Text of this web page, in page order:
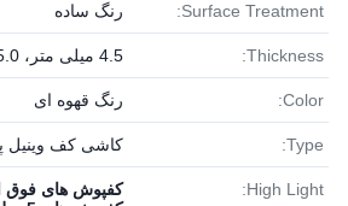
Surface Treatment: رنگ ساده
Thickness: 4.5 میلی متر، 5.0 میلی متر
Color: رنگ قهوه ای
Type: کاشی کف
High Light: کفپوش های فوق